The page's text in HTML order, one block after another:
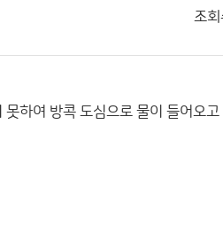
조회
하여 방콕 도심으로 물이 들어오